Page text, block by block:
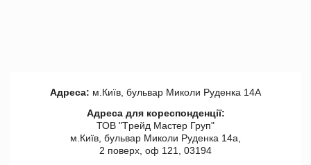
Адреса: м.Київ, бульвар Миколи Руденка 14А
Адреса для кореспонденції:
ТОВ "Tрейд Мастер Груп"
м.Київ, бульвар Миколи Руденка 14а,
2 поверх, оф 121, 03194